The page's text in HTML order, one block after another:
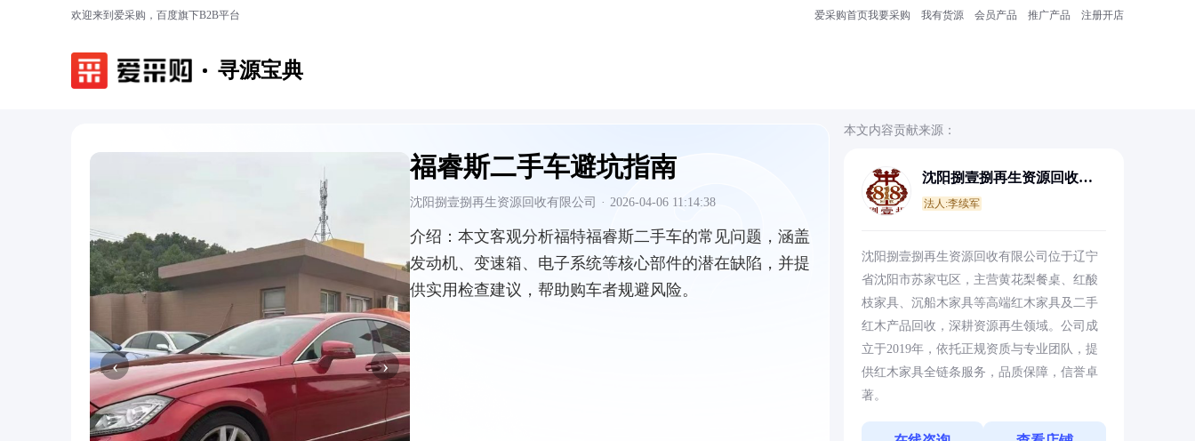
欢迎来到爱采购，百度旗下B2B平台 爱采购首页我要采购 我有货源 会员产品 推广产品 注册开店
寻源宝典
‹ ›
福睿斯二手车避坑指南
沈阳捌壹捌再生资源回收有限公司 · 2026-04-06 11:14:38
介绍： 本文客观分析福特福睿斯二手车的常见问题，涵盖
发动机、变速箱、电子系统等核心部件的潜在缺陷，并提
供实用检查建议，帮助购车者规避风险。
本文内容贡献来源：
沈阳捌壹捌再生资源回收有
法人:李续军
沈阳捌壹捌再生资源回收有限公司位于辽宁
省沈阳市苏家屯区，主营黄花梨餐桌、红酸
枝家具、沉船木家具等高端红木家具及二手
红木产品回收，深耕资源再生领域。公司成
立于2019年，依托正规资质与专业团队，提
供红木家具全链条服务，品质保障，信誉卓
著。